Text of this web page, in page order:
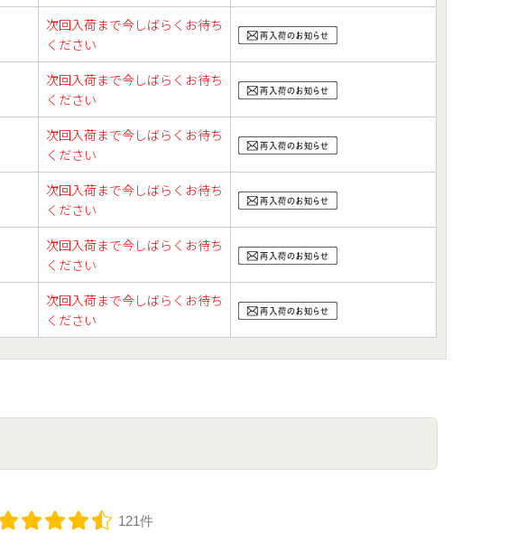
次回入荷まで今しばらくお待ち
ください
次回入荷まで今しばらくお待ち
ください
次回入荷まで今しばらくお待ち
ください
次回入荷まで今しばらくお待ち
ください
次回入荷まで今しばらくお待ち
ください
次回入荷まで今しばらくお待ち
ください
121件